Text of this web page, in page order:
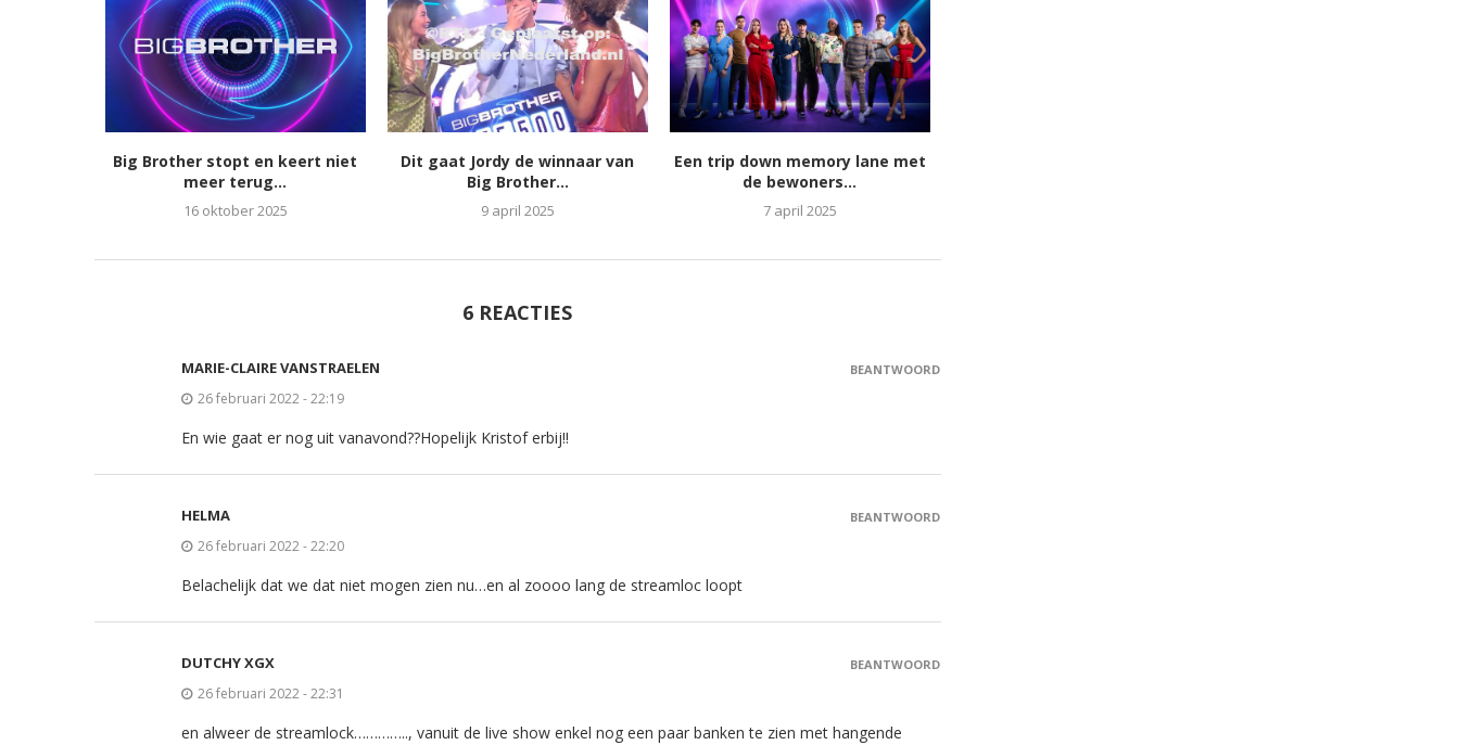
Big Brother stopt en keert niet
meer terug...
16 oktober 2025
Dit gaat Jordy de winnaar van
Big Brother...
9 april 2025
Een trip down memory lane met
de bewoners...
7 april 2025
6 REACTIES
MARIE-CLAIRE VANSTRAELEN
26 februari 2022 - 22:19
En wie gaat er nog uit vanavond??Hopelijk Kristof erbij!!
BEANTWOORD
HELMA
26 februari 2022 - 22:20
Belachelijk dat we dat niet mogen zien nu…en al zoooo lang de streamloc loopt
BEANTWOORD
DUTCHY XGX
26 februari 2022 - 22:31
en alweer de streamlock………….., vanuit de live show enkel nog een paar banken te zien met hangende
BEANTWOORD